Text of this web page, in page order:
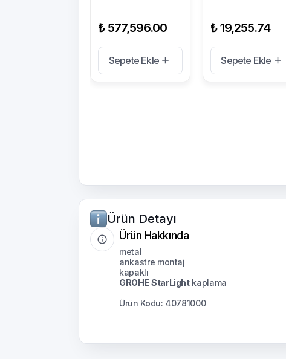
₺ 577,596.00
Sepete Ekle
₺ 19,255.74
Sepete Ekle
Ürün Detayı
Ürün Hakkında
metal
ankastre montaj
kapaklı
GROHE StarLightkaplama
Ürün Kodu: 40781000